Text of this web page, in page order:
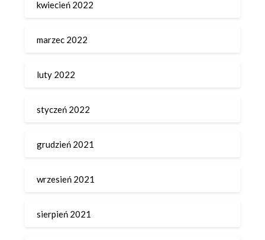
kwiecień 2022
marzec 2022
luty 2022
styczeń 2022
grudzień 2021
wrzesień 2021
sierpień 2021